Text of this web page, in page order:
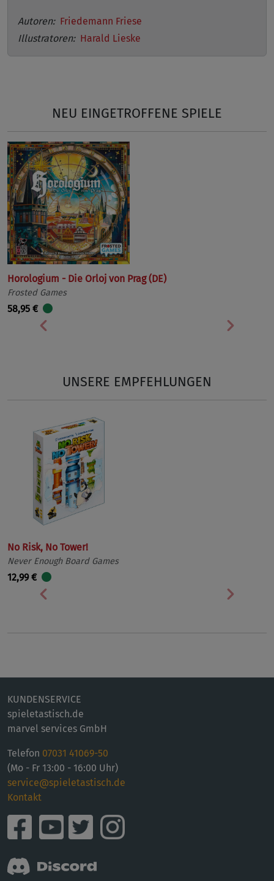
Autoren: Friedemann Friese
Illustratoren: Harald Lieske
NEU EINGETROFFENE SPIELE
Horologium - Die Orloj von Prag (DE)
Frosted Games
58,95 €
Vorherige
UNSERE EMPFEHLUNGEN
No Risk, No Tower!
Never Enough Board Games
12,99 €
Vorherige
KUNDENSERVICE
spieletastisch.de
marvel services GmbH
Telefon 07031 41069-50
(Mo - Fr 13:00 - 16:00 Uhr)
service@spieletastisch.de
Kontakt